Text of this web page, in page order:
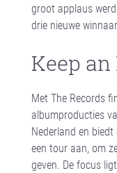
groot applaus
drie nieuwe
Keep an
Met The Records
albumproducties
Nederland en
een tour aan, om
geven. De focus